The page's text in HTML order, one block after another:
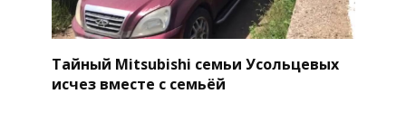
Тайный Mitsubishi семьи Усольцевых
исчез вместе с семьёй